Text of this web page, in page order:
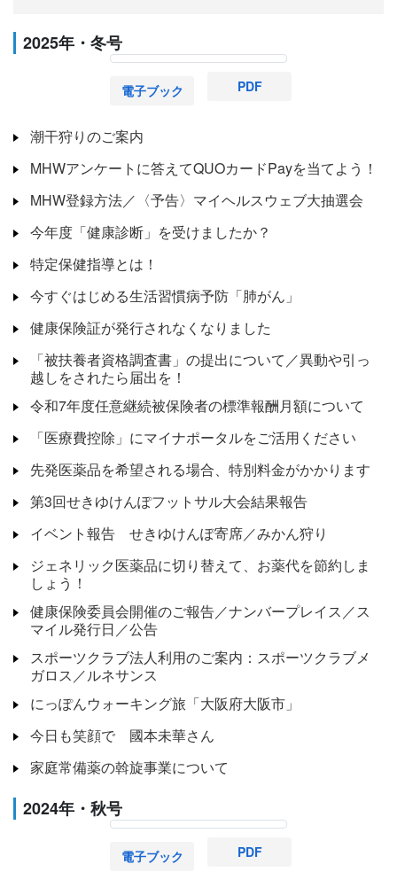
2025年・冬号
電子ブック PDF
潮干狩りのご案内
MHWアンケートに答えてQUOカードPayを当てよう！
MHW登録方法／〈予告〉マイヘルスウェブ大抽選会
今年度「健康診断」を受けましたか？
特定保健指導とは！
今すぐはじめる生活習慣病予防「肺がん」
健康保険証が発行されなくなりました
「被扶養者資格調査書」の提出について／異動や引っ
越しをされたら届出を！
令和7年度任意継続被保険者の標準報酬月額について
「医療費控除」にマイナポータルをご活用ください
先発医薬品を希望される場合、特別料金がかかります
第3回せきゆけんぽフットサル大会結果報告
イベント報告 せきゆけんぽ寄席／みかん狩り
ジェネリック医薬品に切り替えて、お薬代を節約しま
しょう！
健康保険委員会開催のご報告／ナンバープレイス／ス
マイル発行日／公告
スポーツクラブ法人利用のご案内：スポーツクラブメ
ガロス／ルネサンス
にっぽんウォーキング旅「大阪府大阪市」
今日も笑顔で 國本未華さん
家庭常備薬の斡旋事業について
2024年・秋号
電子ブック PDF